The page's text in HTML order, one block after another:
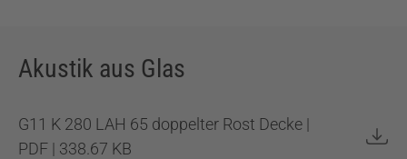
Akustik aus Glas
G11 K 280 LAH 65 doppelter Rost Decke |
PDF | 338.67 KB